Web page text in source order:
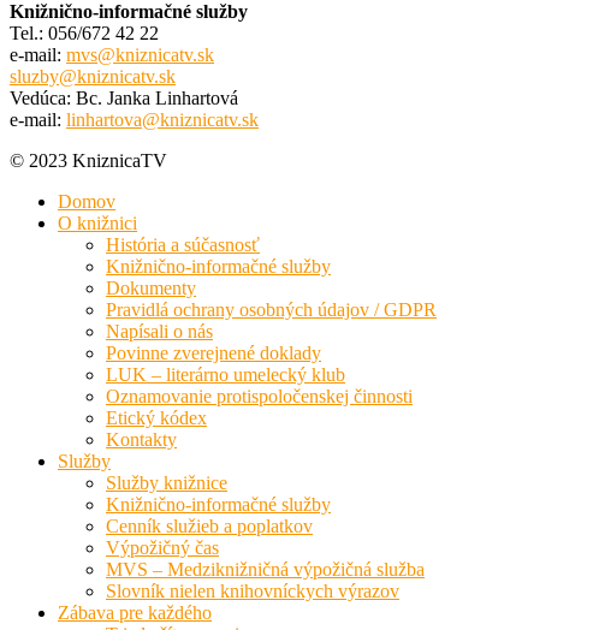
Knižnično-informačné služby
Tel.: 056/672 42 22
e-mail: mvs@kniznicatv.sk
sluzby@kniznicatv.sk
Vedúca: Bc. Janka Linhartová
e-mail: linhartova@kniznicatv.sk
© 2023 KniznicaTV
Domov
O knižnici
História a súčasnosť
Knižnično-informačné služby
Dokumenty
Pravidlá ochrany osobných údajov / GDPR
Napísali o nás
Povinne zverejnené doklady
LUK – literárno umelecký klub
Oznamovanie protispoločenskej činnosti
Etický kódex
Kontakty
Služby
Služby knižnice
Knižnično-informačné služby
Cenník služieb a poplatkov
Výpožičný čas
MVS – Medziknižničná výpožičná služba
Slovník nielen knihovníckych výrazov
Zábava pre každého